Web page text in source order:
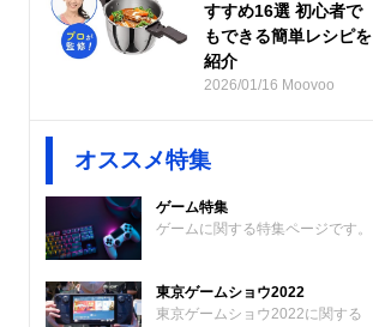
すすめ16選 初心者で
もできる簡単レシピを
紹介
2026/01/16 Moovoo
オススメ特集
ゲーム特集
ゲームに関する特集ページです。
東京ゲームショウ2022
東京ゲームショウ2022に関する